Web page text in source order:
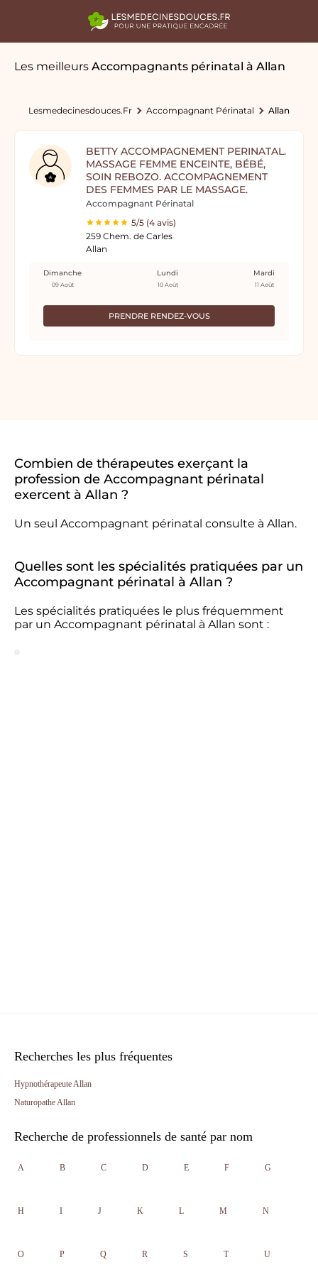
Les meilleurs Accompagnants périnatal à Allan
Lesmedecinesdouces.fr Accompagnant Périnatal Allan
BETTY ACCOMPAGNEMENT PERINATAL.
MASSAGE FEMME ENCEINTE, BÉBÉ,
SOIN REBOZO. ACCOMPAGNEMENT
DES FEMMES PAR LE MASSAGE.
Accompagnant Périnatal
5/5 (4 avis)
259 Chem. de Carles
Allan
PRENDRE RENDEZ-VOUS
Dimanche
09 Août
Lundi
10 Août
Mardi
11 Août
Combien de thérapeutes exerçant la
profession de Accompagnant périnatal
exercent à Allan ?
Un seul Accompagnant périnatal consulte à Allan.
Quelles sont les spécialités pratiquées par un
Accompagnant périnatal à Allan ?
Les spécialités pratiquées le plus fréquemment
par un Accompagnant périnatal à Allan sont :
Recherches les plus fréquentes
Hypnothérapeute Allan
Naturopathe Allan
Recherche de professionnels de santé par nom
A B C D E F G
H I J K L M N
O P Q R S T U